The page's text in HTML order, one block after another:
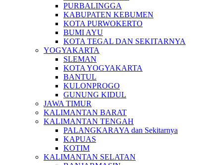
PURBALINGGA
KABUPATEN KEBUMEN
KOTA PURWOKERTO
BUMI AYU
KOTA TEGAL DAN SEKITARNYA
YOGYAKARTA
SLEMAN
KOTA YOGYAKARTA
BANTUL
KULONPROGO
GUNUNG KIDUL
JAWA TIMUR
KALIMANTAN BARAT
KALIMANTAN TENGAH
PALANGKARAYA dan Sekitarnya
KAPUAS
KOTIM
KALIMANTAN SELATAN